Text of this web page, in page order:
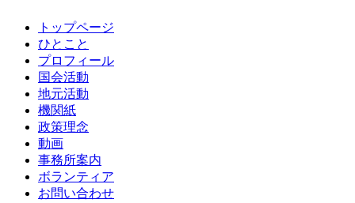
トップページ
ひとこと
プロフィール
国会活動
地元活動
機関紙
政策理念
動画
事務所案内
ボランティア
お問い合わせ